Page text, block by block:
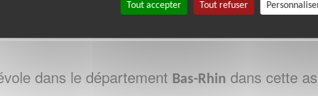
69 75 93
dans le département Bas-Rhin dans cette
Tout accepter Tout refuser